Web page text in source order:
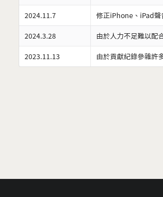
2024.11.7 修正iPhone、iPad聲
2024.3.28 由於人力不足難以配
2023.11.13 由於貢獻紀錄參雜許